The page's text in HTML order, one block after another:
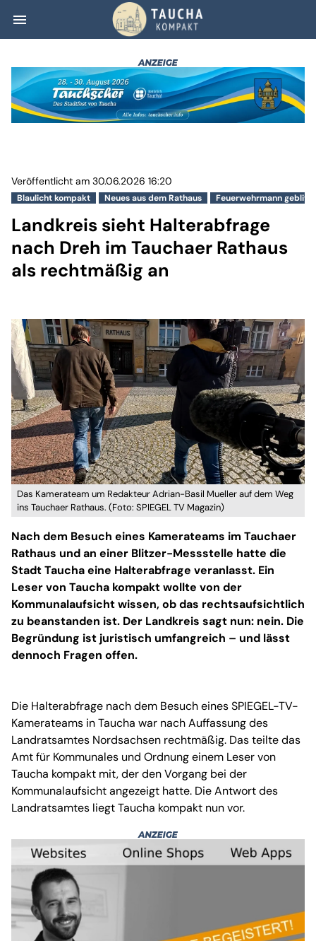
menu Landkreis sieht
Blaulicht kompakt Neues aus dem Rathaus Feuerwehrmann geblitzt
Veröffentlicht am 30.06.2026 16:20
Landkreis sieht Halterabfrage
nach Dreh im Tauchaer Rathaus
als rechtmäßig an
Das Kamerateam um Redakteur Adrian-Basil Mueller auf dem Weg
ins Tauchaer Rathaus. (Foto: SPIEGEL TV Magazin)
Nach dem Besuch eines Kamerateams im Tauchaer
Rathaus und an einer Blitzer-Messstelle hatte die
Stadt Taucha eine Halterabfrage veranlasst. Ein
Leser von Taucha kompakt wollte von der
Kommunalaufsicht wissen, ob das rechtsaufsichtlich
zu beanstanden ist. Der Landkreis sagt nun: nein. Die
Begründung ist juristisch umfangreich – und lässt
dennoch Fragen offen.
Die Halterabfrage nach dem Besuch eines SPIEGEL-TV-
Kamerateams in Taucha war nach Auffassung des
Landratsamtes Nordsachsen rechtmäßig. Das teilte das
Amt für Kommunales und Ordnung einem Leser von
Taucha kompakt mit, der den Vorgang bei der
Kommunalaufsicht angezeigt hatte. Die Antwort des
Landratsamtes liegt Taucha kompakt nun vor.